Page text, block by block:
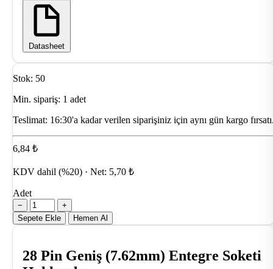
Datasheet
Stok: 50
Min. sipariş: 1 adet
Teslimat: 16:30'a kadar verilen siparişiniz için aynı gün kargo
6,84 ₺
KDV dahil (%20) · Net: 5,70 ₺
Adet
−
+
Sepete Ekle
Hemen Al
28 Pin Geniş (7.62mm) Entegre Soketi